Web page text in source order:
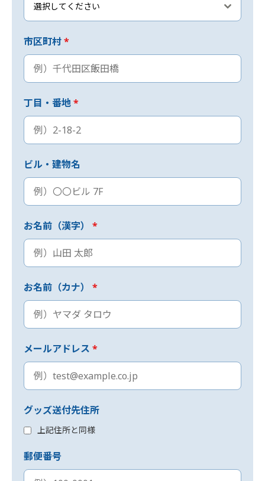
選択してください
市区町村*
丁目・番地*
ビル・建物名
お名前（漢字） *
お名前（カナ） *
メールアドレス *
グッズ送付先住所
上記住所と同様
郵便番号